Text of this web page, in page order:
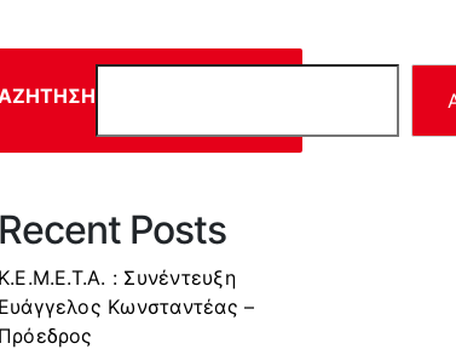
Recent Posts
Κ.Ε.Μ.Ε.Τ.Α. : Συνέντευξη
Ευάγγελος Κωνσταντέας –
Πρόεδρος